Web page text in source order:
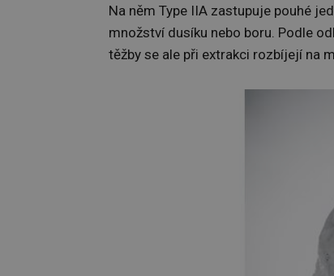
Na něm Type IIA zastupuje pouhé
množství dusíku nebo boru. Podle
těžby se ale při extrakci rozbíjejí na